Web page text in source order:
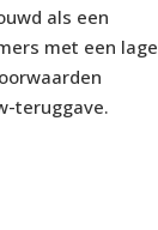
als een
met een lage
teruggave.